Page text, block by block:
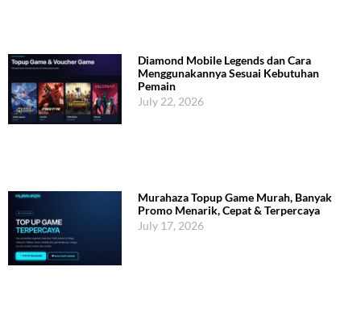
Diamond Mobile Legends dan Cara
Menggunakannya Sesuai Kebutuhan
Pemain
July 22, 2026
Murahaza Topup Game Murah, Banyak
Promo Menarik, Cepat & Terpercaya
July 17, 2026